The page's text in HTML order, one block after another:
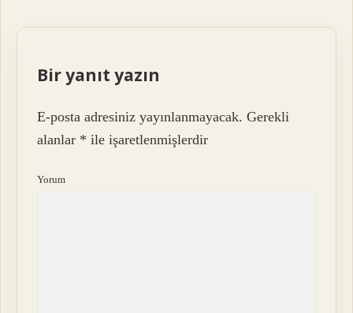
Bir yanıt yazın
E-posta adresiniz yayınlanmayacak. Gerekli
alanlar * ile işaretlenmişlerdir
Yorum